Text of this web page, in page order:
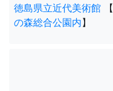
徳島県立近代美術館 【
の森総合公園内】